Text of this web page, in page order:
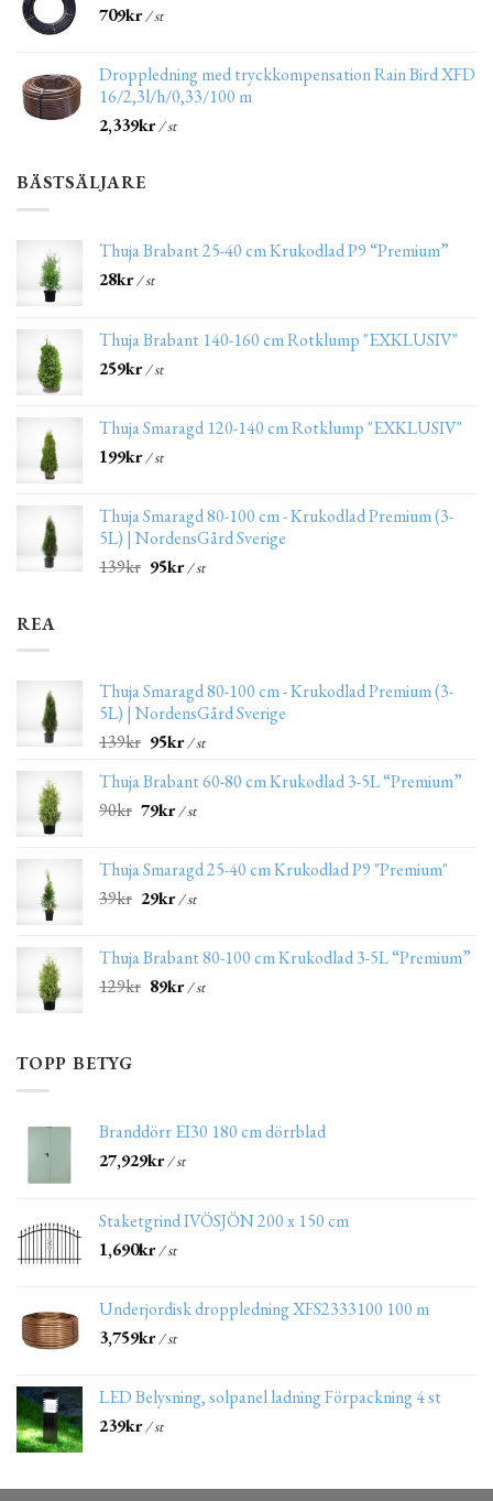
709kr/ st
Droppledning med tryckkompensation Rain Bird XFD
16/2,3l/h/0,33/100 m
2,339kr/ st
BÄSTSÄLJARE
Thuja Brabant 25-40 cm Krukodlad P9 “Premium”
28kr/ st
Thuja Brabant 140-160 cm Rotklump "EXKLUSIV"
259kr/ st
Thuja Smaragd 120-140 cm Rotklump "EXKLUSIV"
199kr/ st
Thuja Smaragd 80-100 cm - Krukodlad Premium (3-
5L) | NordensGård Sverige
139kr 95kr/ st
REA
Thuja Smaragd 80-100 cm - Krukodlad Premium (3-
5L) | NordensGård Sverige
139kr 95kr/ st
Thuja Brabant 60-80 cm Krukodlad 3-5L “Premium”
90kr 79kr/ st
Thuja Smaragd 25-40 cm Krukodlad P9 "Premium"
39kr 29kr/ st
Thuja Brabant 80-100 cm Krukodlad 3-5L “Premium”
129kr 89kr/ st
TOPP BETYG
Branddörr EI30 180 cm dörrblad
27,929kr/ st
Staketgrind IVÖSJÖN 200 x 150 cm
1,690kr/ st
Underjordisk droppledning XFS2333100 100 m
3,759kr/ st
LED Belysning, solpanel ladning Förpackning 4 st
239kr/ st